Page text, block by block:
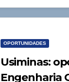
OPORTUNIDADES
Usiminas:
Engenharia